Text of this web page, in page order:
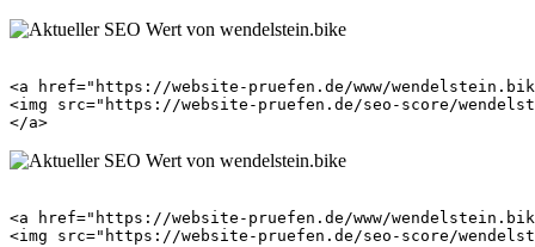
<a href="https://website-pruefen.de/www/
<img src="https://website-pruefen.de/seo-score/
<a href="https://website-pruefen.de/www/
<img src="https://website-pruefen.de/seo-score/